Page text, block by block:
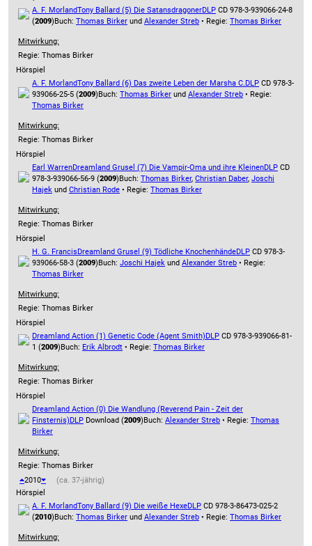
A. F. MorlandTony Ballard (5) Die SatansdragonerDLP CD 978-3-939066-24-8
(2009)Buch: Thomas Birker und Alexander Streb • Regie: Thomas Birker
Mitwirkung:
Regie: Thomas Birker
Hörspiel
A. F. MorlandTony Ballard (6) Das zweite Leben der Marsha C.DLP CD 978-3-
939066-25-5 (2009)Buch: Thomas Birker und Alexander Streb • Regie:
Thomas Birker
Mitwirkung:
Regie: Thomas Birker
Hörspiel
Earl WarrenDreamland Grusel (7) Die Vampir-Oma und ihre KleinenDLP CD
978-3-939066-56-9 (2009)Buch: Thomas Birker, Christian Daber, Joschi
Hajek und Christian Rode • Regie: Thomas Birker
Mitwirkung:
Regie: Thomas Birker
Hörspiel
H. G. FrancisDreamland Grusel (9) Tödliche KnochenhändeDLP CD 978-3-
939066-58-3 (2009)Buch: Joschi Hajek und Alexander Streb • Regie:
Thomas Birker
Mitwirkung:
Regie: Thomas Birker
Hörspiel
Dreamland Action (1) Genetic Code (Agent Smith)DLP CD 978-3-939066-81-
1 (2009)Buch: Erik Albrodt • Regie: Thomas Birker
Mitwirkung:
Regie: Thomas Birker
Hörspiel
Dreamland Action (0) Die Wandlung (Reverend Pain - Zeit der
Finsternis)DLP Download (2009)Buch: Alexander Streb • Regie: Thomas
Birker
Mitwirkung:
Regie: Thomas Birker
2010
(ca. 37-jährig)
Hörspiel
A. F. MorlandTony Ballard (9) Die weiße HexeDLP CD 978-3-86473-025-2
(2010)Buch: Thomas Birker und Alexander Streb • Regie: Thomas Birker
Mitwirkung: